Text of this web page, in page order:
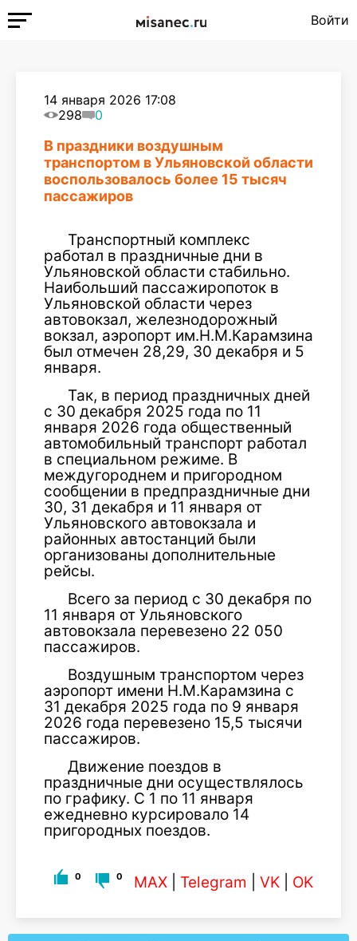
Войти
14 января 2026 17:08
298
0
В праздники воздушным
транспортом в Ульяновской области
воспользовалось более 15 тысяч
пассажиров
Транспортный комплекс
работал в праздничные дни в
Ульяновской области стабильно.
Наибольший пассажиропоток в
Ульяновской области через
автовокзал, железнодорожный
вокзал, аэропорт им.Н.М.Карамзина
был отмечен 28,29, 30 декабря и 5
января.
Так, в период праздничных дней
с 30 декабря 2025 года по 11
января 2026 года общественный
автомобильный транспорт работал
в специальном режиме. В
междугороднем и пригородном
сообщении в предпраздничные дни
30, 31 декабря и 11 января от
Ульяновского автовокзала и
районных автостанций были
организованы дополнительные
рейсы.
Всего за период с 30 декабря по
11 января от Ульяновского
автовокзала перевезено 22 050
пассажиров.
Воздушным транспортом через
аэропорт имени Н.М.Карамзина с
31 декабря 2025 года по 9 января
2026 года перевезено 15,5 тысячи
пассажиров.
Движение поездов в
праздничные дни осуществлялось
по графику. C 1 по 11 января
ежедневно курсировало 14
пригородных поездов.
0 0 MAX Telegram VK OK